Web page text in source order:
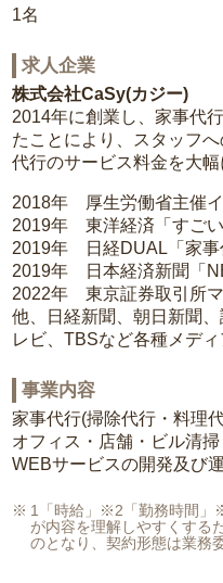
1名
求人企業
株式会社CaSy(カジー)
2014年に創業し、家事代
たことにより、スタッフ
代行のサービス料金を大
2018年 厚生労働省主催
2019年 東洋経済「すご
2019年 日経DUAL「家事
2019年 日本経済新聞「
2022年 東京証券取引所
他、日経新聞、朝日新聞
レビ、TBSなど各種メデ
事業内容
家事代行(掃除代行・料理
オフィス・店舗・ビル清掃
WEBサービスの開発及び
1「時給」※2「勤務時間」
が内容を理解しやすくする
のとなり、契約形態は業務